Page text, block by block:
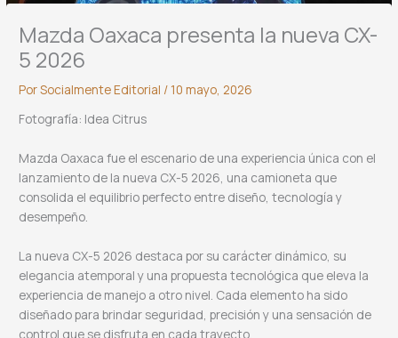
Mazda Oaxaca presenta la nueva CX-
5 2026
PorSocialmente Editorial / 10 mayo, 2026
Fotografía: Idea Citrus
Mazda Oaxaca fue el escenario de una experiencia única con el
lanzamiento de la nueva CX-5 2026, una camioneta que
consolida el equilibrio perfecto entre diseño, tecnología y
desempeño.
La nueva CX-5 2026 destaca por su carácter dinámico, su
elegancia atemporal y una propuesta tecnológica que eleva la
experiencia de manejo a otro nivel. Cada elemento ha sido
diseñado para brindar seguridad, precisión y una sensación de
control que se disfruta en cada trayecto.